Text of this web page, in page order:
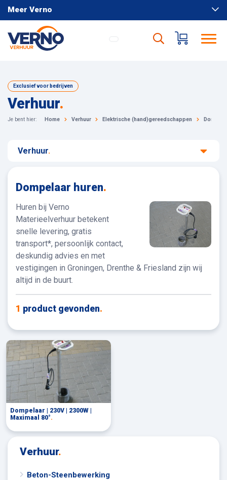
Meer Verno
Exclusief voor bedrijven
Verhuur.
Je bent hier: Home Verhuur Elektrische (hand)gereedschappen
Verhuur.
Dompelaar huren.
Huren bij Verno
Materieelverhuur betekent
snelle levering, gratis
transport*, persoonlijk contact,
deskundig advies en met
vestigingen in Groningen, Drenthe & Friesland zijn wij
altijd in de buurt.
1 product gevonden.
Dompelaar | 230V | 2300W |
Maximaal 80°.
Verhuur.
Beton-Steenbewerking